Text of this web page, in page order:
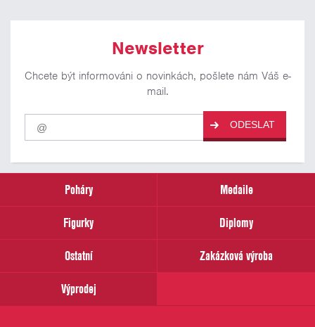
Newsletter
Chcete být informováni o novinkách, pošlete nám Váš e-
mail.
Pro
odběr
našich
email
ODESLAT
Poháry
Medaile
Figurky
Diplomy
Ostatní
Zakázková výroba
Výprodej